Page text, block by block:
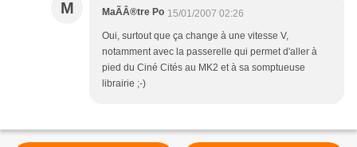
M MaÃÂ®tre Po 15/01/2007 02:26
Oui, surtout que ça change à une vitesse V,
notamment avec la passerelle qui permet d'aller à
pied du Ciné Cités au MK2 et à sa somptueuse
librairie ;-)